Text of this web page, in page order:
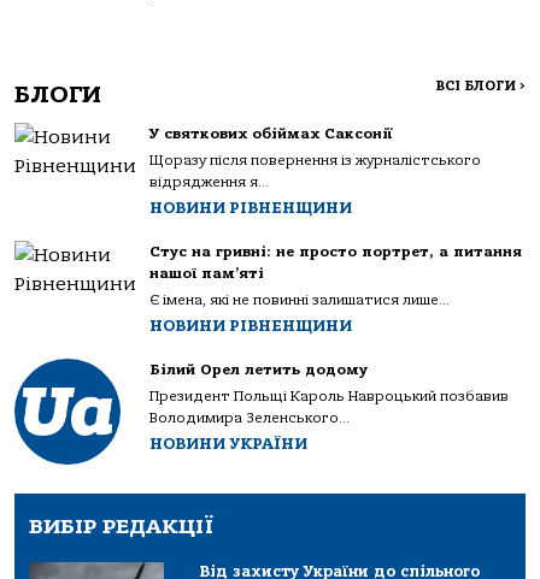
БЛОГИ ВСІ БЛОГИ >
У святкових обіймах Саксонії
Щоразу після повернення із журналістського
відрядження я...
НОВИНИ РІВНЕНЩИНИ
Стус на гривні: не просто портрет, а питання
нашої пам’яті
Є імена, які не повинні залишатися лише...
НОВИНИ РІВНЕНЩИНИ
Білий Орел летить додому
Президент Польщі Кароль Навроцький позбавив
Володимира Зеленського...
НОВИНИ УКРАЇНИ
ВИБІР РЕДАКЦІЇ
Від захисту України до спільного